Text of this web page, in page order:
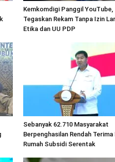
Kemkomdigi Panggil YouTube,
Tegaskan Rekam Tanpa Izin
Etika dan UU PDP
Sebanyak 62.710 Masyarakat
Berpenghasilan Rendah Terima
Rumah Subsidi Serentak